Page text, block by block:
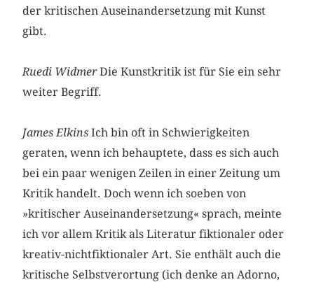
der kritischen Auseinandersetzung mit Kunst
gibt.
Ruedi WidmerDie Kunstkritik ist für Sie ein sehr
weiter Begriff.
James ElkinsIch bin oft in Schwierigkeiten
geraten, wenn ich behauptete, dass es sich auch
bei ein paar wenigen Zeilen in einer Zeitung um
Kritik handelt. Doch wenn ich soeben von
»kritischer Auseinandersetzung« sprach, meinte
ich vor allem Kritik als Literatur fiktionaler oder
kreativ-nichtfiktionaler Art. Sie enthält auch die
kritische Selbstverortung (ich denke an Adorno,